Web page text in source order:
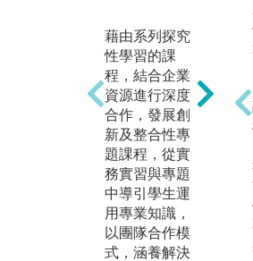
藉由系列探究
性學習的課
程，結合企業
資源進行深度
合作，發展創
新及整合性專
題課程，從實
務實習與專題
中導引學生運
用專業知識，
以團隊合作模
式，涵養解決